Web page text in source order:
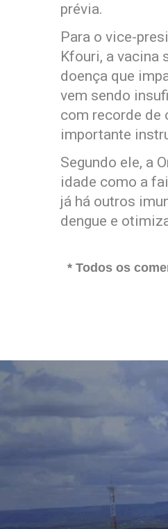
prévia.
Para o vice-
Kfouri, a vacina
doença que
vem sendo
com recorde de
importante
Segundo ele, a
idade como a
já há outros
dengue e
* Todos os